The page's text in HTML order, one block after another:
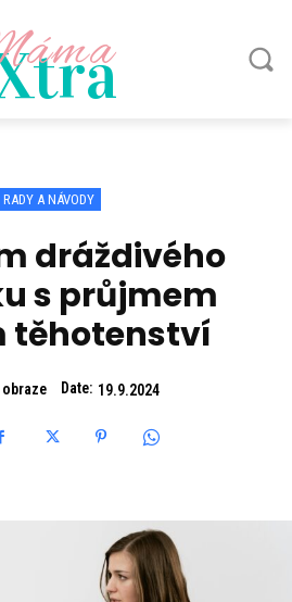
RADY A NÁVODY
dráždivého
s průjmem
těhotenství
obraze Date: 19.9.2024